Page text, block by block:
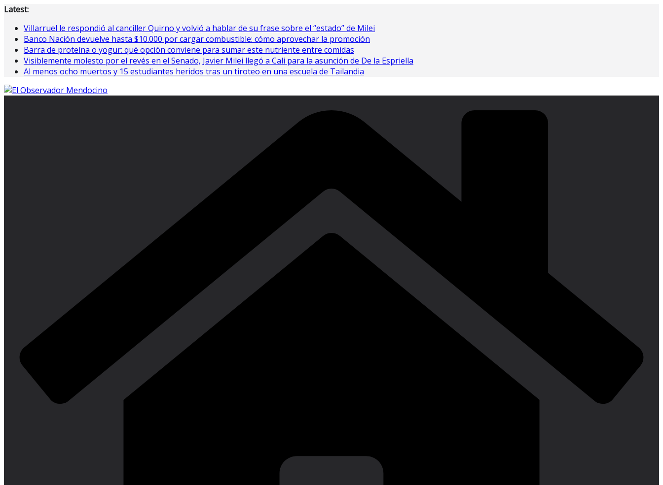
Saltar
contenido
Latest:
Villarruel le respondió al canciller Quirno y volvió a hablar de su frase sobre el “estado” de Milei
Banco Nación devuelve hasta $10.000 por cargar combustible: cómo aprovechar la promoción
Barra de proteína o yogur: qué opción conviene para sumar este nutriente entre comidas
Visiblemente molesto por el revés en el Senado, Javier Milei llegó a Cali para la asunción de De la Espriella
Al menos ocho muertos y 15 estudiantes heridos tras un tiroteo en una escuela de Tailandia